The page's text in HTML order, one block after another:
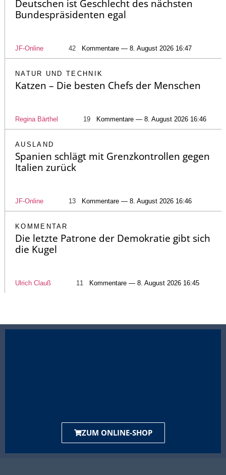
Deutschen ist Geschlecht des nächsten
Bundespräsidenten egal
JF-Online 42 Kommentare — 8. August 2026 16:47
NATUR UND TECHNIK
Katzen – Die besten Chefs der Menschen
Regina Bärthel 19 Kommentare — 8. August 2026 16:46
AUSLAND
Spanien schlägt mit Grenzkontrollen gegen
Italien zurück
JF-Online 13 Kommentare — 8. August 2026 16:46
KOMMENTAR
Die letzte Patrone der Demokratie gibt sich
die Kugel
Ulrich Clauß 11 Kommentare — 8. August 2026 16:45
ZUM ONLINE-SHOP